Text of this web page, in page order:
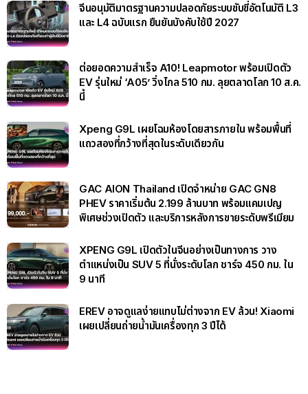
จีนอนุมัติมาตรฐานความปลอดภัยระบบขับขี่อัตโนมัติ L3
และ L4 ฉบับแรก ยืนยันบังคับใช้ปี 2027
ต่อยอดความสำเร็จ A10! Leapmotor พร้อมเปิดตัว
EV รุ่นใหม่ ‘A05’ วิ่งไกล 510 กม. ลุยตลาดโลก 10 ส.ค.
นี้
Xpeng G9L เผยโฉมห้องโดยสารภายใน พร้อมพื้นที่
แถวสองที่กว้างที่สุดในระดับเดียวกัน
GAC AION Thailand เปิดจำหน่าย GAC GN8
PHEV ราคาเริ่มต้น 2.199 ล้านบาท พร้อมแคมเปญ
พิเศษช่วงเปิดตัว และบริการหลังการขายระดับพรีเมียม
XPENG G9L เปิดตัวในจีนอย่างเป็นทางการ วาง
ตำแหน่งเป็น SUV 5 ที่นั่งระดับโลก ชาร์จ 450 กม. ใน
9 นาที
EREV อาจดูแลง่ายแทบไม่ต่างจาก EV ล้วน! Xiaomi
เผยเปลี่ยนถ่ายน้ำมันเครื่องทุก 3 ปีได้